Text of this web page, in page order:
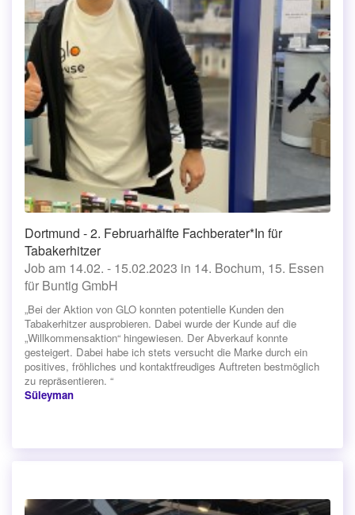
Dortmund - 2. Februarhälfte Fachberater*In für
Tabakerhitzer
Job am 14.02. - 15.02.2023 in 14. Bochum, 15. Essen
für Buntig GmbH
„Bei der Aktion von GLO konnten potentielle Kunden den
Tabakerhitzer ausprobieren. Dabei wurde der Kunde auf die
„Willkommensaktion“ hingewiesen. Der Abverkauf konnte
gesteigert. Dabei habe ich stets versucht die Marke durch ein
positives, fröhliches und kontaktfreudiges Auftreten bestmöglich
zu repräsentieren. “
Süleyman